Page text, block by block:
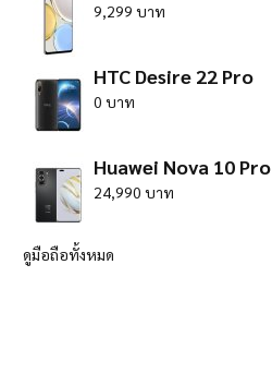
9,299 บาท
HTC Desire 22 Pro
0 บาท
Huawei Nova 10 Pro
24,990 บาท
ดูมือถือทั้งหมด